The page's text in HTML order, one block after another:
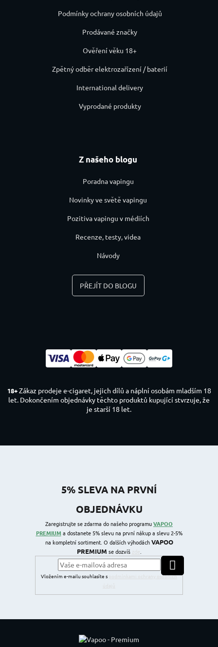
Podmínky ochrany osobních údajů
Prodávané značky
Ověření věku 18+
Zpětný odběr elektrozařízení / baterií
International delivery
Vyprodané produkty
Z našeho blogu
Poradna vapingu
Novinky ve světě vapingu
Pozitiva vapingu v médiích
Recenze, testy, videa
Návody
PŘEJÍT DO BLOGU
18+Zákaz prodeje e-cigaret, jejich dílů a náplní osobám mladším 18
let. Dokončením objednávky těchto produktů kupující stvrzuje, že
je starší 18 let.
5% SLEVA NA PRVNÍ
OBJEDNÁVKU
Zaregistrujte se zdarma do našeho programuVAPOO
PREMIUM a dostanete 5% slevu na první nákup a slevu 2-5%
na kompletní sortiment. O dalších výhodáchVAPOO
PREMIUM se dozvíš
Vložením e-mailu souhlasíte s
podmínkami ochrany osobních